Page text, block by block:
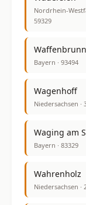
Nordrhein-
59329
Waffenbrunn
Bayern · 93494
Wagenhoff
Niedersachsen ·
Waging am
Bayern · 83329
Wahrenholz
Niedersachsen ·